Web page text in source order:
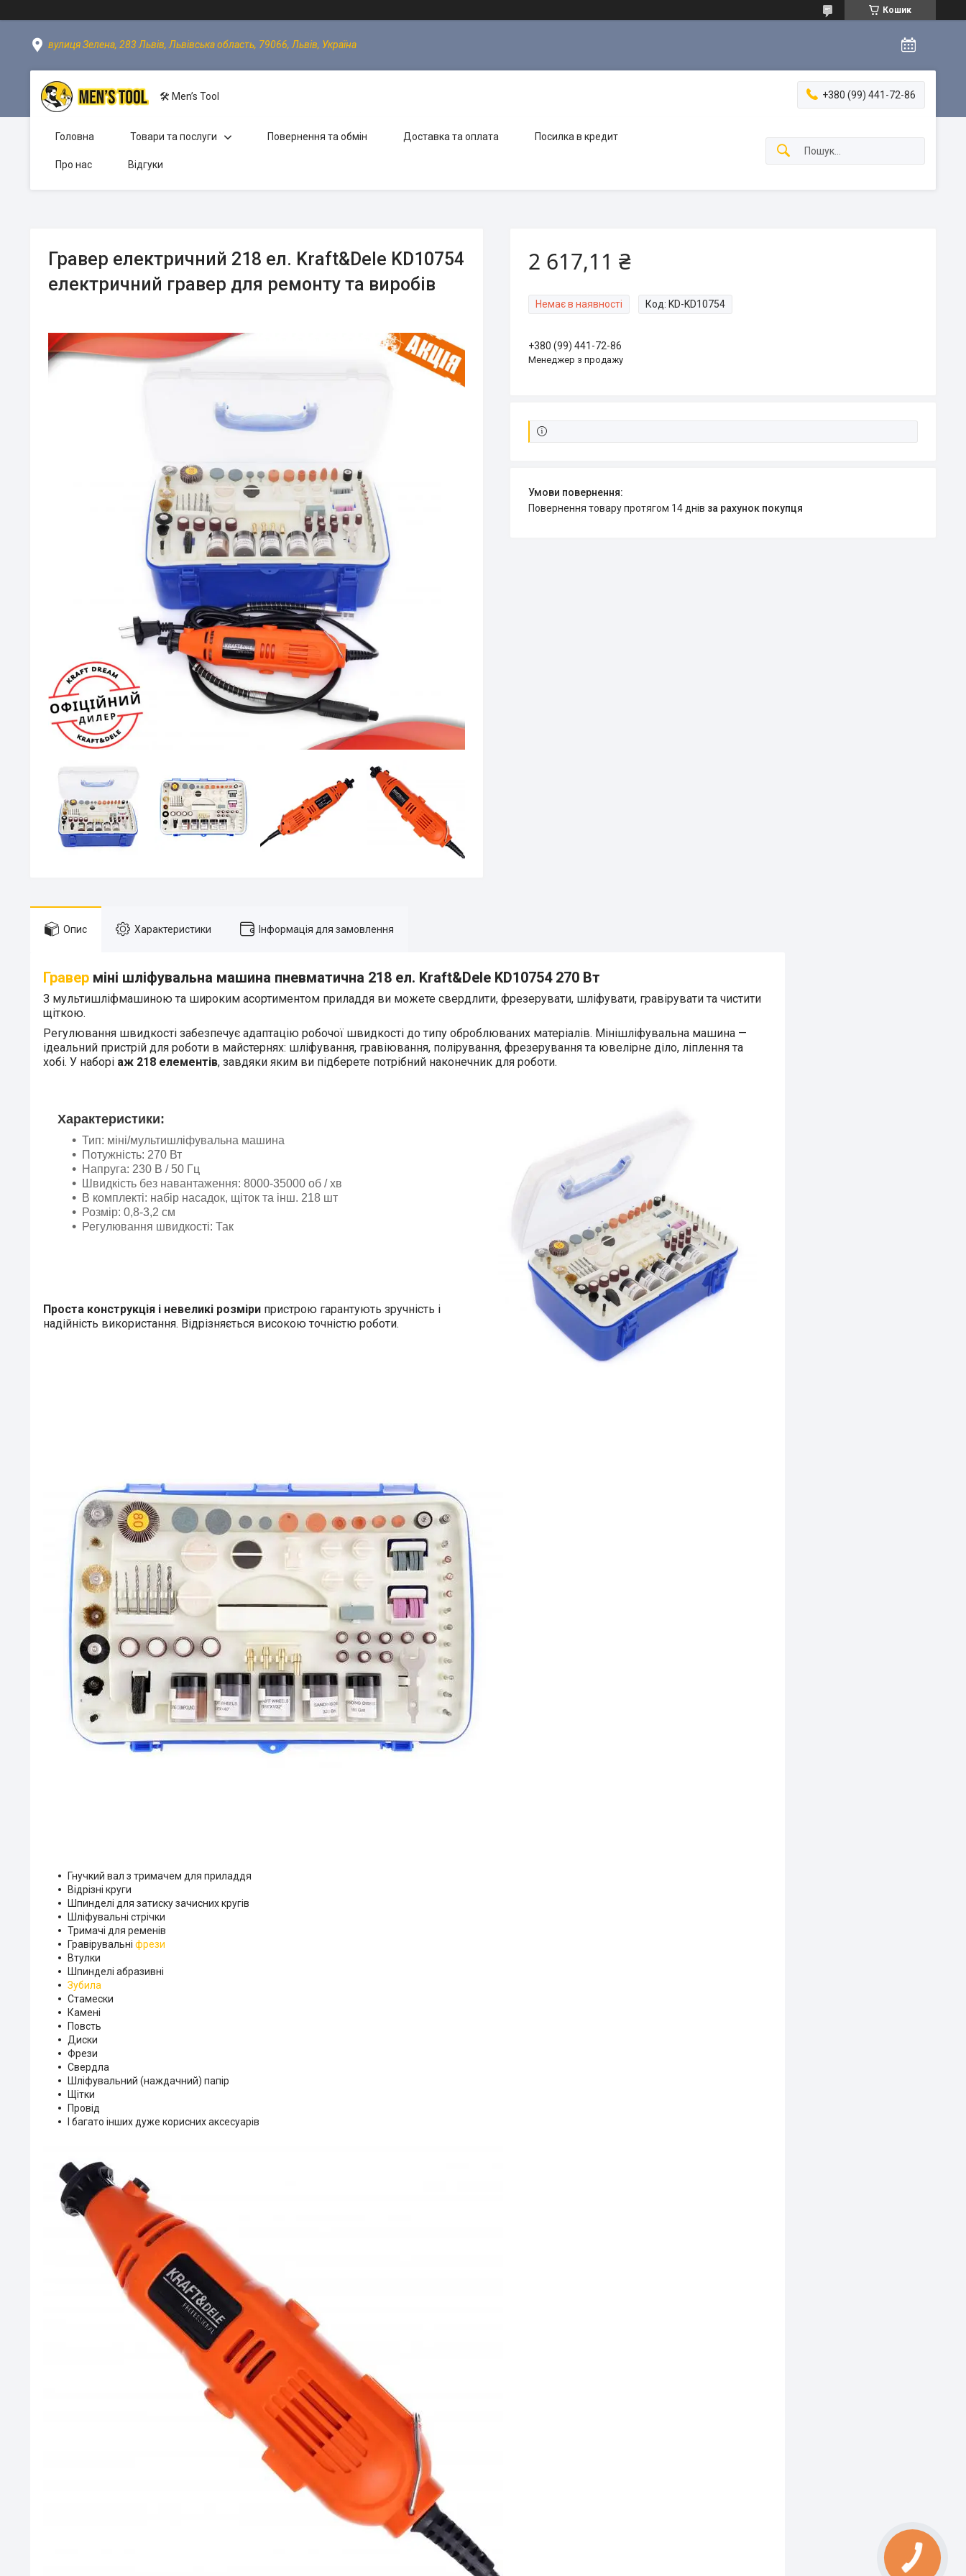
Кошик
вулиця Зелена, 283 Львів, Львівська область, 79066, Львів, Україна
🛠 Men’s Tool +380 (99) 441-72-86
Головна Товари та послуги Повернення та обмін Доставка та оплата Посилка в кредит
Про нас Відгуки
Гравер електричний 218 ел. Kraft&Dele KD10754
електричний гравер для ремонту та виробів
2 617,11 ₴
Немає в наявності Код: KD-KD10754
+380 (99) 441-72-86
Менеджер з продажу
повернення товару протягом 14 днів за рахунок покупця
Опис Характеристики Інформація для замовлення
Гравер міні шліфувальна машина пневматична 218 ел. Kraft&Dele KD10754 270 Вт
З мультишліфмашиною та широким асортиментом приладдя ви можете свердлити, фрезерувати, шліфувати, гравірувати та чистити
щіткою.
Регулювання швидкості забезпечує адаптацію робочої швидкості до типу оброблюваних матеріалів. Мінішліфувальна машина —
ідеальний пристрій для роботи в майстернях: шліфування, гравіювання, полірування, фрезерування та ювелірне діло, ліплення та
хобі. У наборі аж 218 елементів, завдяки яким ви підберете потрібний наконечник для роботи.
Характеристики:
Тип: міні/мультишліфувальна машина
Потужність: 270 Вт
Напруга: 230 В / 50 Гц
Швидкість без навантаження: 8000-35000 об / хв
В комплекті: набір насадок, щіток та інш. 218 шт
Розмір: 0,8-3,2 см
Регулювання швидкості: Так
Проста конструкція і невеликі розміри пристрою гарантують зручність і
надійність використання. Відрізняється високою точністю роботи.
Гнучкий вал з тримачем для приладдя
Відрізні круги
Шпинделі для затиску зачисних кругів
Шліфувальні стрічки
Тримачі для ременів
Гравірувальні фрези
Втулки
Шпинделі абразивні
Зубила
Стамески
Камені
Повсть
Диски
Фрези
Свердла
Шліфувальний (наждачний) папір
Щітки
Провід
І багато інших дуже корисних аксесуарів